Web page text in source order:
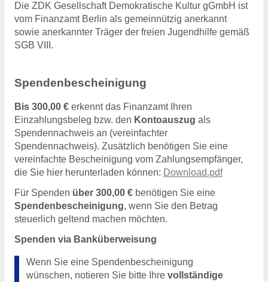
Die ZDK Gesellschaft Demokratische Kultur gGmbH ist
vom Finanzamt Berlin als gemeinnützig anerkannt
sowie anerkannter Träger der freien Jugendhilfe gemäß
SGB VIII .
Spendenbescheinigung
Bis 300,00 € erkennt das Finanzamt Ihren
Einzahlungsbeleg bzw. den Kontoauszug als
Spendennachweis an (vereinfachter
Spendennachweis). Zusätzlich benötigen Sie eine
vereinfachte Bescheinigung vom Zahlungsempfänger,
die Sie hier herunterladen können: Download.pdf
Für Spenden über 300,00 € benötigen Sie eine
Spendenbescheinigung, wenn Sie den Betrag
steuerlich geltend machen möchten.
Spenden via Banküberweisung
Wenn Sie eine Spendenbescheinigung
wünschen, notieren Sie bitte Ihre vollständige